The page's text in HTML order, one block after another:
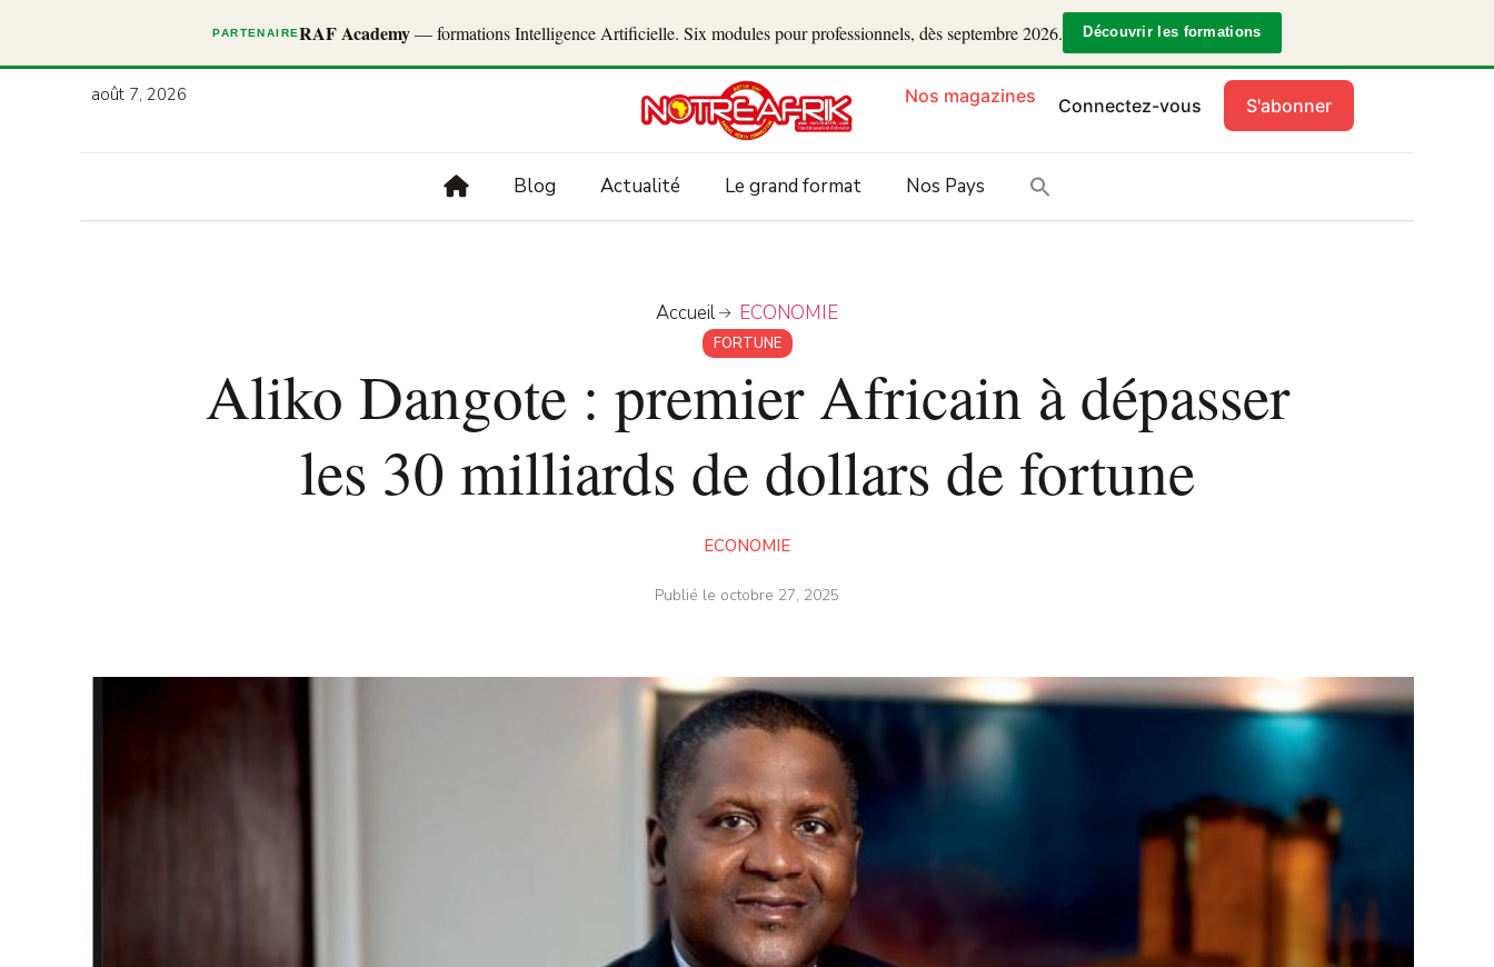
PARTENAIRERAF Academy— formations Intelligence Artificielle. Six modules pour professionnels, dès septembre 2026. Découvrir les formations
août 7, 2026 Nos magazines Connectez-vous S'abonner
Blog Actualité Le grand format Nos Pays
Accueil ECONOMIE
FORTUNE
Aliko Dangote : premier Africain à dépasser
les 30 milliards de dollars de fortune
ECONOMIE
Publié le octobre 27, 2025